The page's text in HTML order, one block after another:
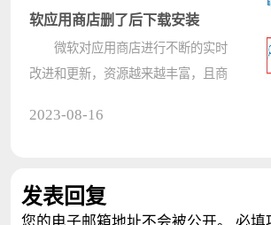
看操????
软应用商店删了后下载安装
微软对应用商店进行不断的实时
改进和更新，资源越来越丰富，且商
看????
2023-08-16
发表回复
您的电子邮箱地址不会被公开。 必填